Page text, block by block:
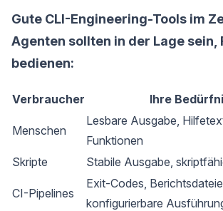
Gute CLI-Engineering-Tools im
Agenten sollten in der Lage sein,
bedienen:
Verbraucher Ihre
Menschen
Lesbare Ausgabe,
Funktionen
Skripte
Stabile Ausgabe,
CI-Pipelines
Exit-Codes,
konfigurierbare